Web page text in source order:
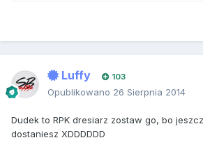
Luffy 103
Opublikowano 26 Sierpnia 2014
Dudek to RPK dresiarz zostaw go, bo
dostaniesz XDDDDDD